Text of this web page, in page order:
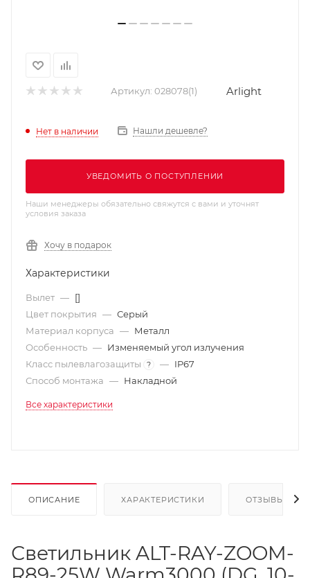
Артикул: 028078(1) Arlight
Нет в наличии Нашли дешевле?
УВЕДОМИТЬ О ПОСТУПЛЕНИИ
Наши менеджеры обязательно свяжутся с вами и уточнят
условия заказа
Хочу в подарок
Характеристики
Вылет — []
Цвет покрытия — Серый
Материал корпуса — Металл
Особенность — Изменяемый угол излучения
Класс пылевлагозащиты
? — IP67
Способ монтажа — Накладной
Все характеристики
ОПИСАНИЕ ХАРАКТЕРИСТИКИ ОТЗЫВЫ
Светильник ALT-RAY-ZOOM-